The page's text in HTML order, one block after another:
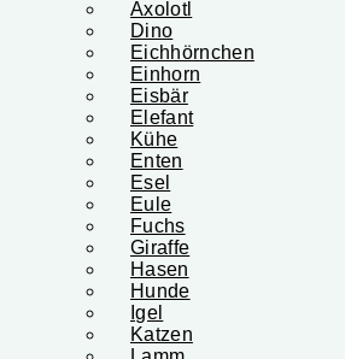
Axolotl
Dino
Eichhörnchen
Einhorn
Eisbär
Elefant
Kühe
Enten
Esel
Eule
Fuchs
Giraffe
Hasen
Hunde
Igel
Katzen